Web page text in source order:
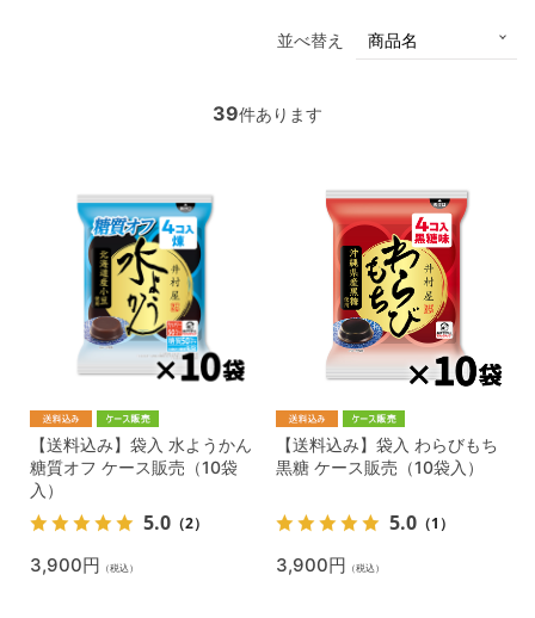
並べ替え
39件あります
【送料込み】袋入 水ようかん
糖質オフ ケース販売（10袋
入）
5.0 （2）
3,900円 （税込）
【送料込み】袋入 わらびもち
黒糖 ケース販売（10袋入）
5.0 （1）
3,900円 （税込）